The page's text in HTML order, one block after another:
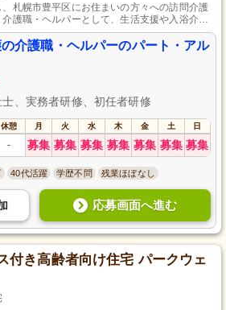
札幌市豊平区にお住まいの方々への訪問介護
護職・ヘルパーとして、生活支援や入浴介助
快適な生活をサポートしてください。未経験
自動車免許と初任者研修または旧ヘルパー2級で
度、ご家庭との両立もしやすい環境です。
介護職・ヘルパーのパート・アル
、実務者研修、初任者研修
休憩 月 火 水 木 金 土 日
- 募集 募集 募集 募集 募集 募集 募集
40代活躍 学歴不問 残業ほぼなし
応募画面へ進む
付き高齢者向け住宅 パークウェ